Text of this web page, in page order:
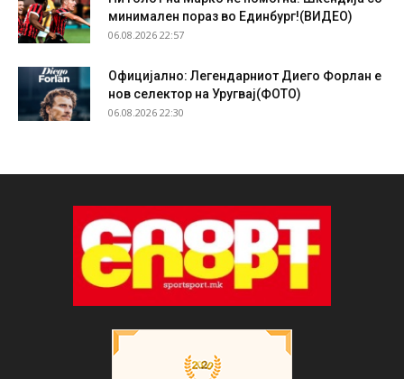
минимален пораз во Единбург!(ВИДЕО)
06.08.2026 22:57
Официјално: Легендарниот Диего Форлан е
нов селектор на Уругвај(ФОТО)
06.08.2026 22:30